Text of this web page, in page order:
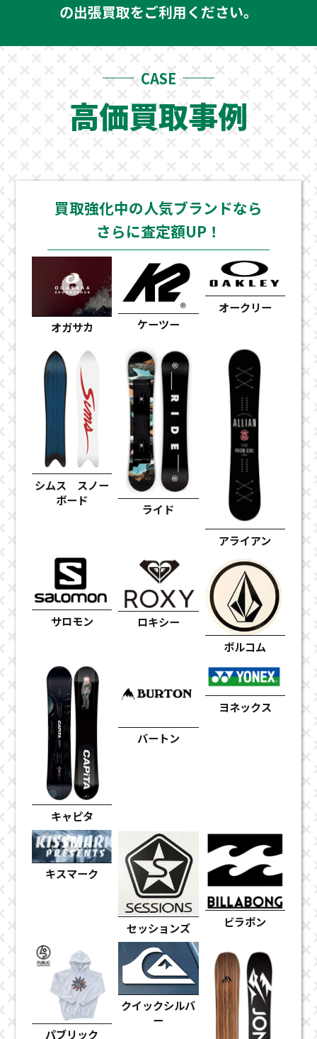
の出張買取をご利用ください。
CASE
高価買取事例
買取強化中の人気ブランドなら
さらに査定額UP！
オガサカ ケーツー
オークリー
シムス スノー
ボード
ライド
アライアン
サロモン
ロキシー
ボルコム
キャピタ
バートン
ヨネックス
キスマーク
セッションズ ビラボン
パブリック
クイックシルバ
ー